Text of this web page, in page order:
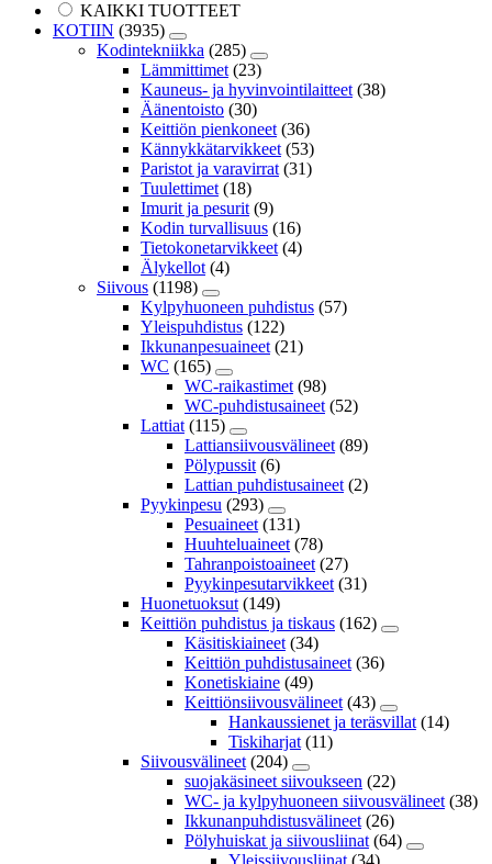
KAIKKI TUOTTEET
KOTIIN (3935)
Kodintekniikka (285)
Lämmittimet (23)
Kauneus- ja hyvinvointilaitteet (38)
Äänentoisto (30)
Keittiön pienkoneet (36)
Kännykkätarvikkeet (53)
Paristot ja varavirrat (31)
Tuulettimet (18)
Imurit ja pesurit (9)
Kodin turvallisuus (16)
Tietokonetarvikkeet (4)
Älykellot (4)
Siivous (1198)
Kylpyhuoneen puhdistus (57)
Yleispuhdistus (122)
Ikkunanpesuaineet (21)
WC (165)
WC-raikastimet (98)
WC-puhdistusaineet (52)
Lattiat (115)
Lattiansiivousvälineet (89)
Pölypussit (6)
Lattian puhdistusaineet (2)
Pyykinpesu (293)
Pesuaineet (131)
Huuhteluaineet (78)
Tahranpoistoaineet (27)
Pyykinpesutarvikkeet (31)
Huonetuoksut (149)
Keittiön puhdistus ja tiskaus (162)
Käsitiskiaineet (34)
Keittiön puhdistusaineet (36)
Konetiskiaine (49)
Keittiönsiivousvälineet (43)
Hankaussienet ja teräsvillat (14)
Tiskiharjat (11)
Siivousvälineet (204)
suojakäsineet siivoukseen (22)
WC- ja kylpyhuoneen siivousvälineet (38)
Ikkunanpuhdistusvälineet (26)
Pölyhuiskat ja siivousliinat (64)